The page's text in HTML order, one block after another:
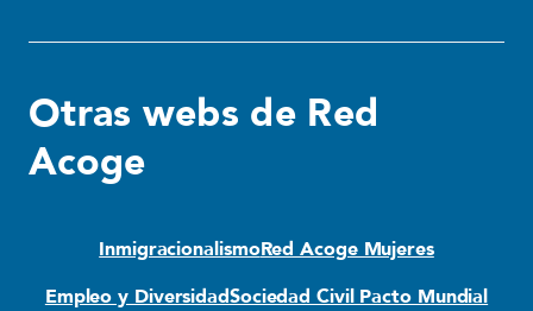
Otras webs de Red
Acoge
InmigracionalismoRed Acoge Mujeres
Empleo y DiversidadSociedad Civil Pacto Mundial